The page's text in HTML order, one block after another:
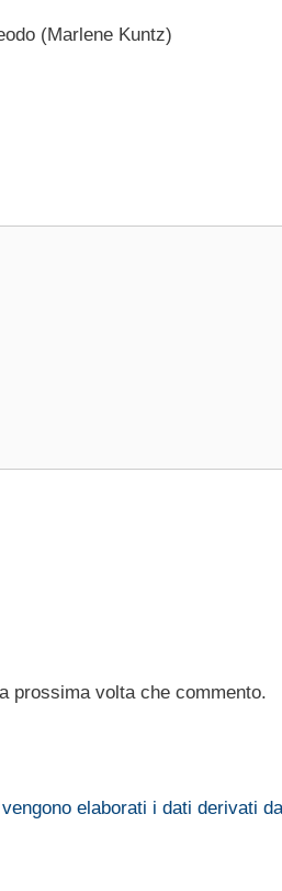
(Marlene Kuntz)
prossima volta che commento.
elaborati i dati derivati